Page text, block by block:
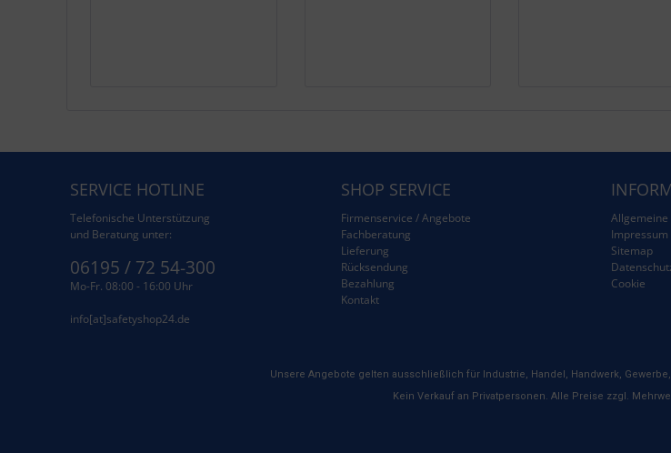
SERVICE HOTLINE
Telefonische Unterstützung
und Beratung unter:
06195 / 72 54-300
Mo-Fr. 08:00 - 16:00 Uhr
info[at]safetyshop24.de
SHOP SERVICE
Firmenservice / Angebote
Fachberatung
Lieferung
Rücksendung
Bezahlung
Kontakt
Impressum
Sitemap
Cookie
Unsere Angebote gelten ausschließlich für Industrie, Handel, Handwerk,
Kein Verkauf an Privatpersonen. Alle Preise zzgl.